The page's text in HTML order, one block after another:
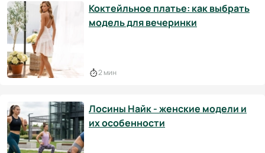
Коктейльное платье: как выбрать
модель для вечеринки
2 мин
Лосины Найк - женские модели и
их особенности